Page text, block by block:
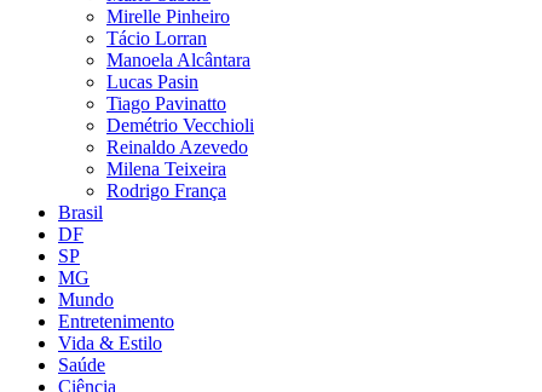
Mirelle Pinheiro
Tácio Lorran
Manoela Alcântara
Lucas Pasin
Tiago Pavinatto
Demétrio Vecchioli
Reinaldo Azevedo
Milena Teixeira
Rodrigo França
Brasil
DF
SP
MG
Mundo
Entretenimento
Vida & Estilo
Saúde
Ciência